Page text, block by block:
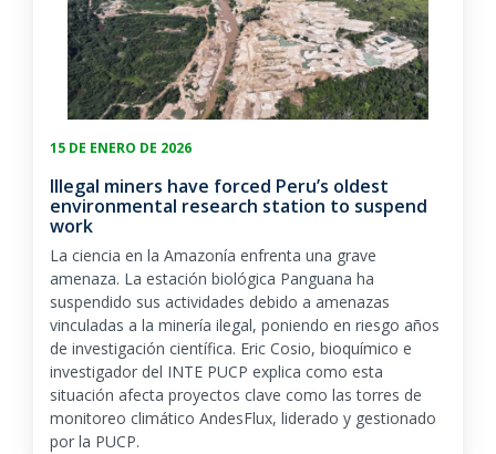
15 DE ENERO DE 2026
Illegal miners have forced Peru’s oldest
environmental research station to suspend
work
La ciencia en la Amazonía enfrenta una grave
amenaza. La estación biológica Panguana ha
suspendido sus actividades debido a amenazas
vinculadas a la minería ilegal, poniendo en riesgo años
de investigación científica. Eric Cosio, bioquímico e
investigador del INTE PUCP explica como esta
situación afecta proyectos clave como las torres de
monitoreo climático AndesFlux, liderado y gestionado
por la PUCP.